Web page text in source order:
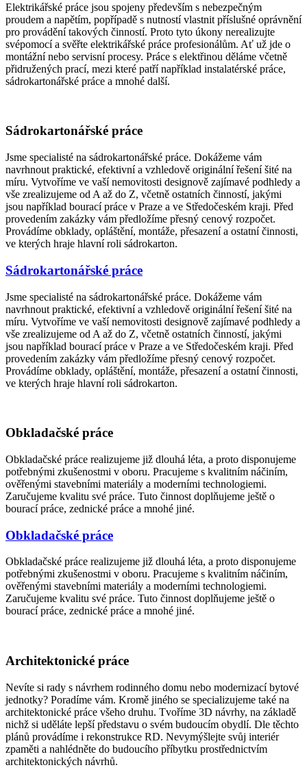
Elektrikářské práce jsou spojeny především s nebezpečným
proudem a napětím, popřípadě s nutností vlastnit příslušné oprávnění
pro provádění takových činností. Proto tyto úkony nerealizujte
svépomocí a svěřte elektrikářské práce profesionálům. Ať už jde o
montážní nebo servisní procesy. Práce s elektřinou děláme včetně
přidružených prací, mezi které patří například instalatérské práce,
sádrokartonářské práce a mnohé další.
Sádrokartonářské práce
Jsme specialisté na sádrokartonářské práce. Dokážeme vám
navrhnout praktické, efektivní a vzhledově originální řešení šité na
míru. Vytvoříme ve vaší nemovitosti designově zajímavé podhledy a
vše zrealizujeme od A až do Z, včetně ostatních činností, jakými
jsou například bourací práce v Praze a ve Středočeském kraji. Před
provedením zakázky vám předložíme přesný cenový rozpočet.
Provádíme obklady, opláštění, montáže, přesazení a ostatní činnosti,
ve kterých hraje hlavní roli sádrokarton.
Sádrokartonářské práce
Jsme specialisté na sádrokartonářské práce. Dokážeme vám
navrhnout praktické, efektivní a vzhledově originální řešení šité na
míru. Vytvoříme ve vaší nemovitosti designově zajímavé podhledy a
vše zrealizujeme od A až do Z, včetně ostatních činností, jakými
jsou například bourací práce v Praze a ve Středočeském kraji. Před
provedením zakázky vám předložíme přesný cenový rozpočet.
Provádíme obklady, opláštění, montáže, přesazení a ostatní činnosti,
ve kterých hraje hlavní roli sádrokarton.
Obkladačské práce
Obkladačské práce realizujeme již dlouhá léta, a proto disponujeme
potřebnými zkušenostmi v oboru. Pracujeme s kvalitním náčiním,
ověřenými stavebními materiály a moderními technologiemi.
Zaručujeme kvalitu své práce. Tuto činnost doplňujeme ještě o
bourací práce, zednické práce a mnohé jiné.
Obkladačské práce
Obkladačské práce realizujeme již dlouhá léta, a proto disponujeme
potřebnými zkušenostmi v oboru. Pracujeme s kvalitním náčiním,
ověřenými stavebními materiály a moderními technologiemi.
Zaručujeme kvalitu své práce. Tuto činnost doplňujeme ještě o
bourací práce, zednické práce a mnohé jiné.
Architektonické práce
Nevíte si rady s návrhem rodinného domu nebo modernizací bytové
jednotky? Poradíme vám. Kromě jiného se specializujeme také na
architektonické práce všeho druhu. Tvoříme 3D návrhy, na základě
nichž si uděláte lepší představu o svém budoucím obydlí. Dle těchto
plánů provádíme i rekonstrukce RD. Nevymýšlejte svůj interiér
zpaměti a nahlédněte do budoucího příbytku prostřednictvím
architektonických návrhů.